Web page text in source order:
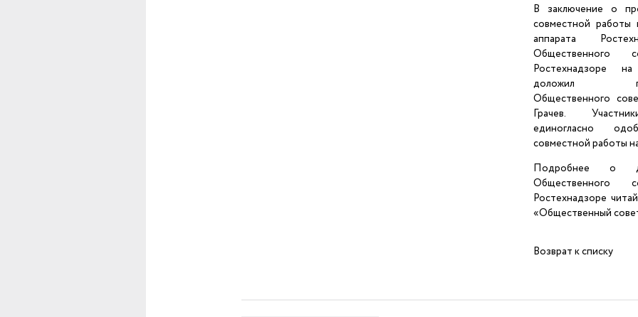
В заключение о
совместной работы
аппарата
Общественного
Ростехнадзоре
доложил
Общественного
Грачев.
единогласно
совместной работы
Подробнее о
Общественного
Ростехнадзоре
«Общественный
Возврат к списку